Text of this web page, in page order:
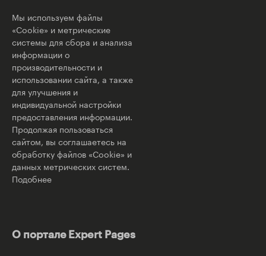
Мы используем файлы
«Cookie» и метрические
системы для сбора и анализа
информации о
производительности и
использовании сайта, а также
для улучшения и
индивидуальной настройки
предоставления информации.
Продолжая пользоваться
сайтом, вы соглашаетесь на
обработку файлов «Cookie» и
данных метрических систем.
Подобнее
О портале Expert Pages